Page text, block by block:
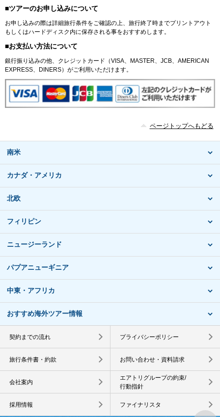
■ツアーのお申し込みについて
お申し込みの際は詳細旅行条件をご確認の上、旅行終了時までプリントアウト
もしくはハードディスク内に保存される事をおすすめします。
■お支払い方法について
銀行振り込みの他、クレジットカード（VISA、MASTER、JCB、AMERICAN
EXPRESS、DINERS）がご利用いただけます。
ページトップへもどる
南米
カナダ・アメリカ
北欧
フィリピン
ニュージーランド
パプアニューギニア
中東・アフリカ
おすすめ海外ツアー情報
契約までの流れ プライバシーポリシー
旅行条件書・約款 お問い合わせ・資料請求
会社案内
エアトリグループの約束/
行動指針
採用情報 ファイナリスタ